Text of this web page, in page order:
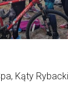
Kąty